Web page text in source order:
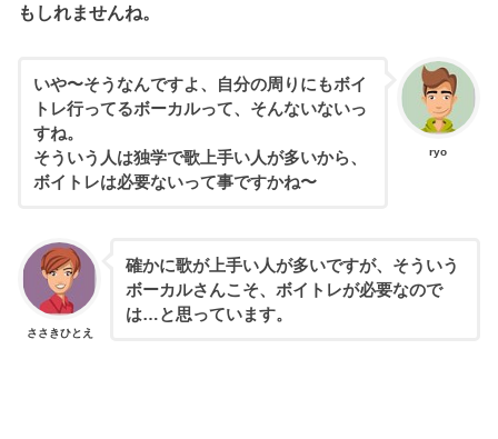
もしれませんね。
ryo
いや〜そうなんですよ、自分の周りにもボイ
トレ行ってるボーカルって、そんないないっ
すね。
そういう人は独学で歌上手い人が多いから、
ボイトレは必要ないって事ですかね〜
ささきひとえ
確かに歌が上手い人が多いですが、そういう
ボーカルさんこそ、ボイトレが必要なので
は…と思っています。